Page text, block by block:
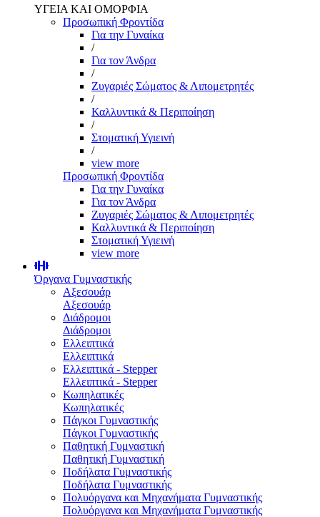
ΥΓΕΙΑ ΚΑΙ ΟΜΟΡΦΙΑ
Προσωπική Φροντίδα
Για την Γυναίκα
/
Για τον Άνδρα
/
Ζυγαριές Σώματος & Λιπομετρητές
/
Καλλυντικά & Περιποίηση
/
Στοματική Υγιεινή
/
view more
Προσωπική Φροντίδα
Για την Γυναίκα
Για τον Άνδρα
Ζυγαριές Σώματος & Λιπομετρητές
Καλλυντικά & Περιποίηση
Στοματική Υγιεινή
view more
Όργανα Γυμναστικής
Αξεσουάρ
Αξεσουάρ
Διάδρομοι
Διάδρομοι
Ελλειπτικά
Ελλειπτικά
Ελλειπτικά - Stepper
Ελλειπτικά - Stepper
Κωπηλατικές
Κωπηλατικές
Πάγκοι Γυμναστικής
Πάγκοι Γυμναστικής
Παθητική Γυμναστική
Παθητική Γυμναστική
Ποδήλατα Γυμναστικής
Ποδήλατα Γυμναστικής
Πολυόργανα και Μηχανήματα Γυμναστικής
Πολυόργανα και Μηχανήματα Γυμναστικής